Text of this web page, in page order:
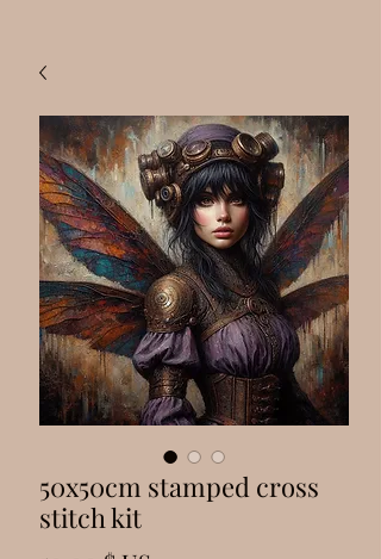
50x50cm stamped cross
stitch kit